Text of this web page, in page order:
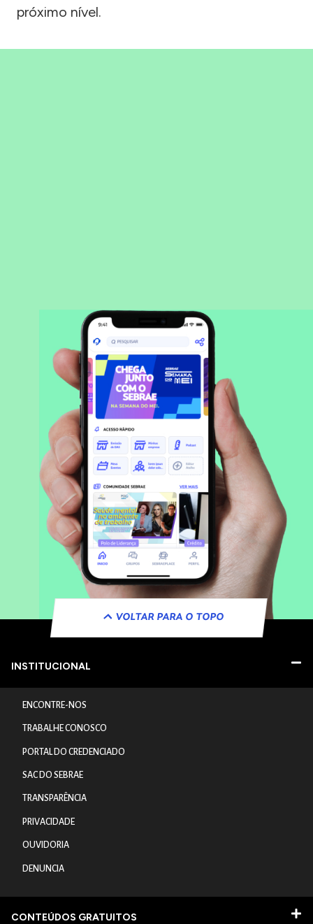
próximo nível.
VOLTAR PARA O TOPO
INSTITUCIONAL
ENCONTRE-NOS
TRABALHE CONOSCO
PORTAL DO CREDENCIADO
SAC DO SEBRAE
TRANSPARÊNCIA
PRIVACIDADE
OUVIDORIA
DENUNCIA
CONTEÚDOS GRATUITOS